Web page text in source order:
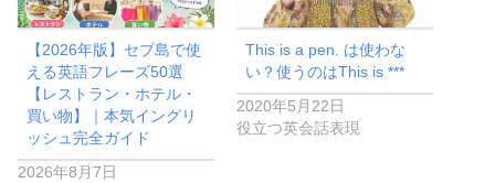
【2026年版】セブ島で使
える英語フレーズ50選
【レストラン・ホテル・
買い物】｜本気イングリ
ッシュ完全ガイド
2026年8月7日
This is a pen. は使わな
い？使うのはThis is ***
2020年5月22日
役立つ英会話表現